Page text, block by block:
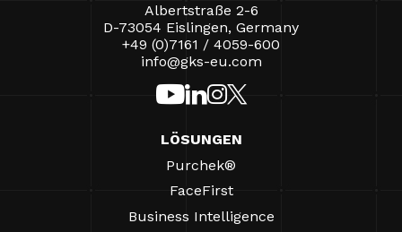
Albertstraße 2-6
D-73054 Eislingen, Germany
+49 (0)7161 / 4059-600
info@gks-eu.com
LÖSUNGEN
Purchek®
FaceFirst
Business Intelligence